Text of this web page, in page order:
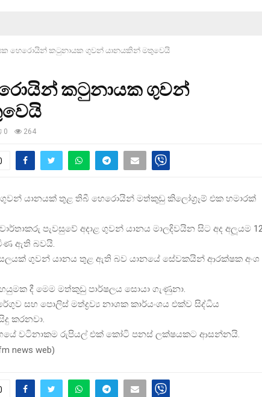
හෙරොයින් කටුනායක ගුවන් යානයකින් මතුවෙයි
කටුනායක ගුවන්
0 264
යානයක් තුළ තිබී හෙරොයින් මත්කුඩු කිලෝග‍්‍රෑම් එක හමාරක්
පැවසුවේ අදාළ ගුවන් යානය මාලදිවයින සිට අද අලූයම 12
ඇති බවයි.
ගුවන් යානය තුළ ඇති බව යානයේ සේවකයින් ආරක්ෂක අංශ
දී මෙම මත්කුඩු පාර්ෂලය සොයා ගැණුනා.
සහ පොලිස් මත්ද්‍රව්‍ය නාශක කාර්යංශය එක්ව සිද්ධිය
කරනවා.
වටිනාකම රුපියල් එක් කෝටි පනස් ලක්ෂයකට ආසන්නයි.
news web)